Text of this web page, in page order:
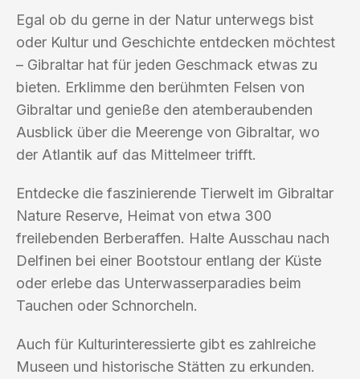
Egal ob du gerne in der Natur unterwegs bist
oder Kultur und Geschichte entdecken möchtest
– Gibraltar hat für jeden Geschmack etwas zu
bieten. Erklimme den berühmten Felsen von
Gibraltar und genieße den atemberaubenden
Ausblick über die Meerenge von Gibraltar, wo
der Atlantik auf das Mittelmeer trifft.
Entdecke die faszinierende Tierwelt im Gibraltar
Nature Reserve, Heimat von etwa 300
freilebenden Berberaffen. Halte Ausschau nach
Delfinen bei einer Bootstour entlang der Küste
oder erlebe das Unterwasserparadies beim
Tauchen oder Schnorcheln.
Auch für Kulturinteressierte gibt es zahlreiche
Museen und historische Stätten zu erkunden.